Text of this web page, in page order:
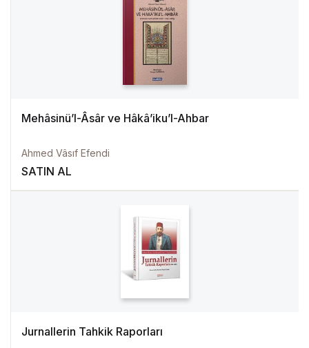
Mehâsinü’l-Âsâr ve Hâkâ’iku’l-Ahbar
Ahmed Vâsıf Efendi
SATIN AL
Jurnallerin Tahkik Raporları